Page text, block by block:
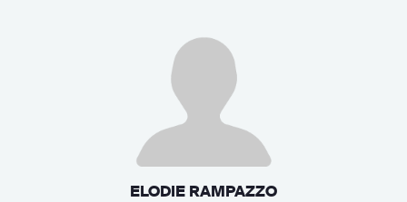
ELODIE RAMPAZZO